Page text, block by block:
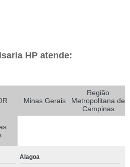
HP atende:
Minas Gerais
Região
Metropolitana de
Campinas
Alagoa